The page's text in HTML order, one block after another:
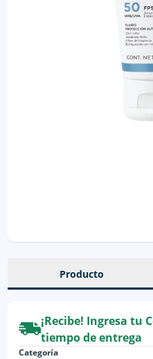
Producto
¡Recibe! Ingresa tu
tiempo de entrega
Categoría